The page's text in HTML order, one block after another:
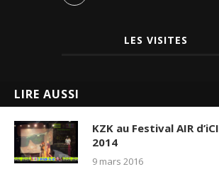
LES VISITES
15534435 visite(s)
LIRE AUSSI
KZK au Festival AIR d’iCI
2014
9 mars 2016